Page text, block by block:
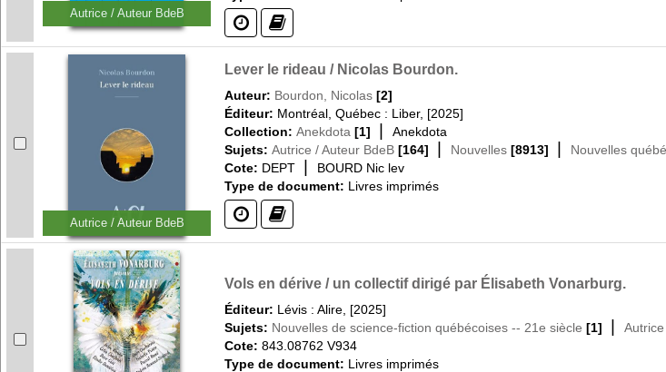
Autrice / Auteur BdeB (?) (?)
Autrice / Auteur BdeB
Lever le rideau / Nicolas Bourdon.
Auteur: Bourdon, Nicolas [2]
Éditeur: Montréal, Québec : Liber, [2025]
Collection: Anekdota [1]
Anekdota
Sujets: Autrice / Auteur BdeB [164] Nouvelles [8913] Nouvelles
Cote: DEPT
BOURD Nic lev
Type de document: Livres imprimés
(?) (?)
Vols en dérive / un collectif dirigé par Élisabeth Vonarburg.
Éditeur: Lévis : Alire, [2025]
Sujets: Nouvelles de science-fiction québécoises -- 21e siècle [1]
Cote: 843.08762 V934
Type de document: Livres imprimés